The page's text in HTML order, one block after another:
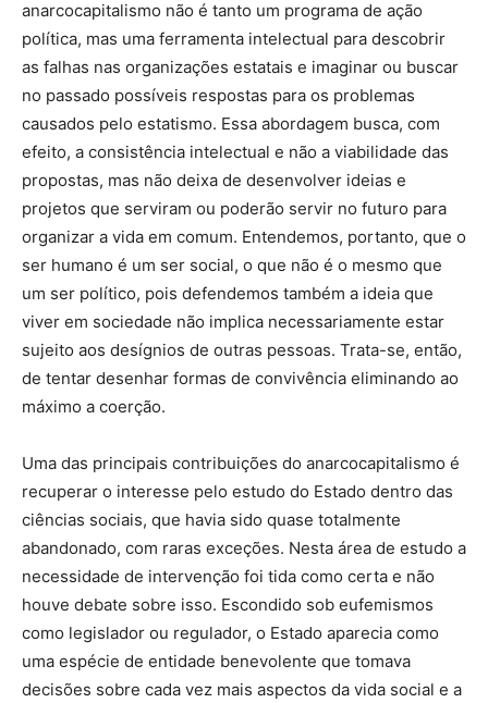
anarcocapitalismo não é tanto um programa de ação
política, mas uma ferramenta intelectual para descobrir
as falhas nas organizações estatais e imaginar ou buscar
no passado possíveis respostas para os problemas
causados pelo estatismo. Essa abordagem busca, com
efeito, a consistência intelectual e não a viabilidade das
propostas, mas não deixa de desenvolver ideias e
projetos que serviram ou poderão servir no futuro para
organizar a vida em comum. Entendemos, portanto, que o
ser humano é um ser social, o que não é o mesmo que
um ser político, pois defendemos também a ideia que
viver em sociedade não implica necessariamente estar
sujeito aos desígnios de outras pessoas. Trata-se, então,
de tentar desenhar formas de convivência eliminando ao
máximo a coerção.
Uma das principais contribuições do anarcocapitalismo é
recuperar o interesse pelo estudo do Estado dentro das
ciências sociais, que havia sido quase totalmente
abandonado, com raras exceções. Nesta área de estudo a
necessidade de intervenção foi tida como certa e não
houve debate sobre isso. Escondido sob eufemismos
como legislador ou regulador, o Estado aparecia como
uma espécie de entidade benevolente que tomava
decisões sobre cada vez mais aspectos da vida social e a